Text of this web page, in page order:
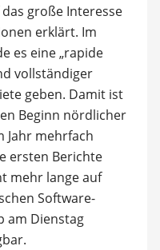
große Interesse
erklärt. Im
es eine „rapide
vollständiger
geben. Damit ist
Beginn nördlicher
Jahr mehrfach
ersten Berichte
mehr lange auf
Software-
am Dienstag